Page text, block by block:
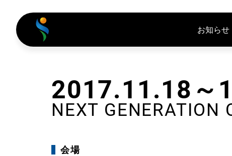
お知らせ
2017.11.18～
NEXT GENERATION
会場